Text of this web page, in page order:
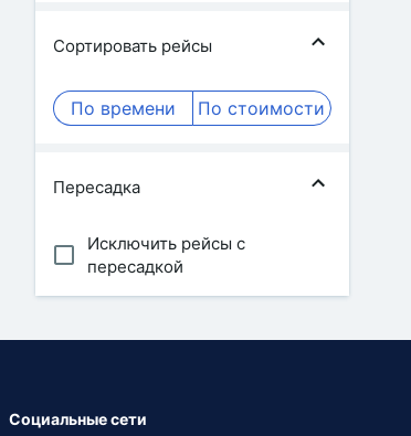
Сортировать рейсы
По времени По стоимости
Пересадка
Исключить рейсы с
пересадкой
Социальные сети